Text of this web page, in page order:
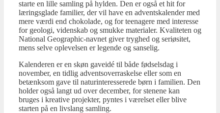
starte en lille samling på hylden. Den er også et hit for
læringsglade familier, der vil have en adventskalender med
mere værdi end chokolade, og for teenagere med interesse
for geologi, videnskab og smukke materialer. Kvaliteten og
National Geographic-navnet giver tryghed og seriøsitet,
mens selve oplevelsen er legende og sanselig.
Kalenderen er en skøn gaveidé til både fødselsdag i
november, en tidlig adventsoverraskelse eller som en
betænksom gave til naturinteresserede børn i familien. Den
holder også langt ud over december, for stenene kan
bruges i kreative projekter, pyntes i værelset eller blive
starten på en livslang samling.